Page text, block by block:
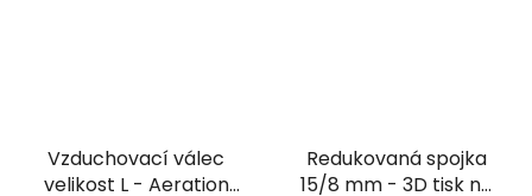
Vzduchovací válec
velikost L - Aeration
Redukovaná spojka
15/8 mm - 3D tisk na